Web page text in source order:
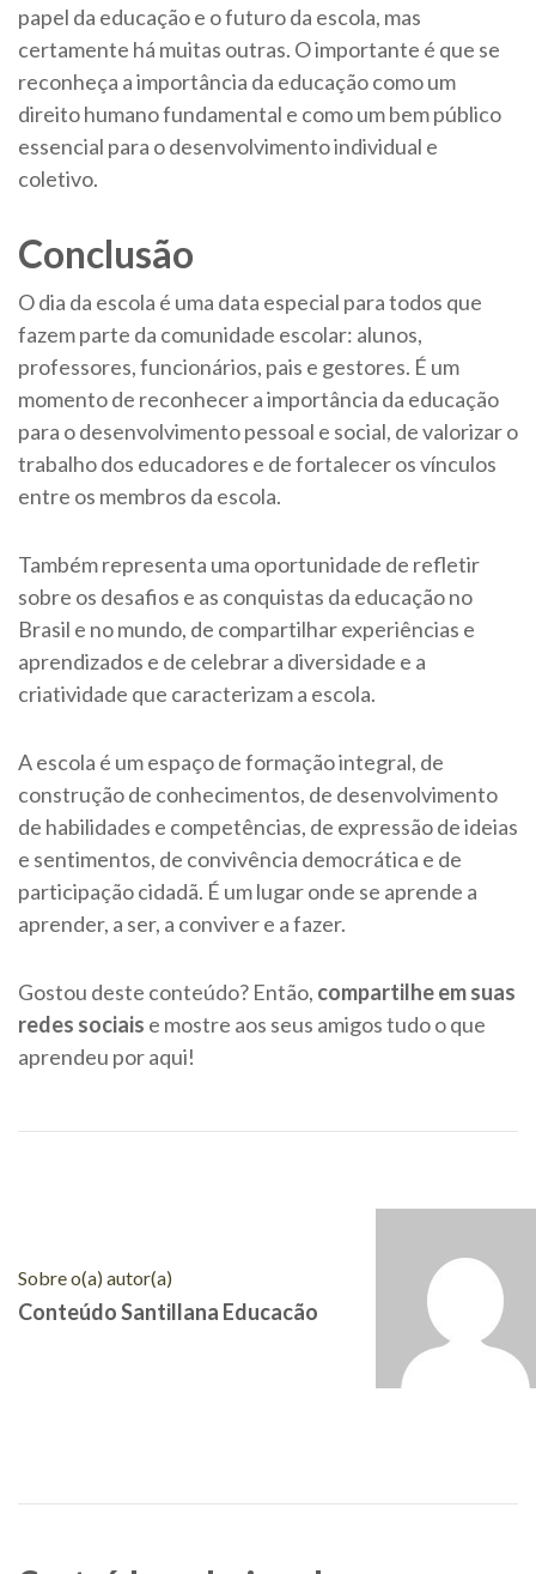
papel da educação e o futuro da escola, mas
certamente há muitas outras. O importante é que se
reconheça a importância da educação como um
direito humano fundamental e como um bem público
essencial para o desenvolvimento individual e
coletivo.
Conclusão
O dia da escola é uma data especial para todos que
fazem parte da comunidade escolar: alunos,
professores, funcionários, pais e gestores. É um
momento de reconhecer a importância da educação
para o desenvolvimento pessoal e social, de valorizar o
trabalho dos educadores e de fortalecer os vínculos
entre os membros da escola.
Também representa uma oportunidade de refletir
sobre os desafios e as conquistas da educação no
Brasil e no mundo, de compartilhar experiências e
aprendizados e de celebrar a diversidade e a
criatividade que caracterizam a escola.
A escola é um espaço de formação integral, de
construção de conhecimentos, de desenvolvimento
de habilidades e competências, de expressão de ideias
e sentimentos, de convivência democrática e de
participação cidadã. É um lugar onde se aprende a
aprender, a ser, a conviver e a fazer.
Gostou deste conteúdo? Então, compartilhe em suas
redes sociais e mostre aos seus amigos tudo o que
aprendeu por aqui!
Sobre o(a) autor(a)
Conteúdo Santillana Educacão